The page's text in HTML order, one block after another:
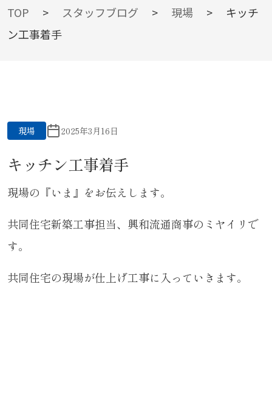
BLOG
TOP > スタッフブログ > 現場 >
キッチ
ン工事着手
現場 2025年3月16日
キッチン工事着手
現場の『いま』をお伝えします。
共同住宅新築工事担当、興和流通商事のミヤイリで
す。
共同住宅の現場が仕上げ工事に入っていきます。